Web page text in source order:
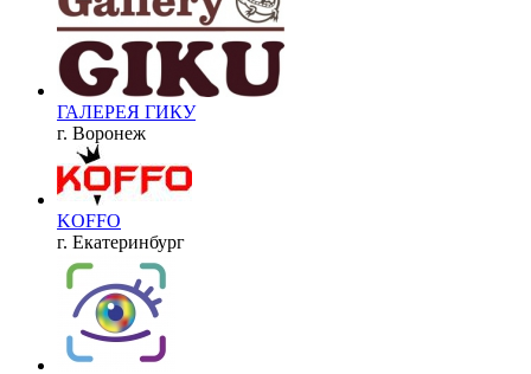
ГАЛЕРЕЯ ГИКУ
г. Воронеж
KOFFO
г. Екатеринбург